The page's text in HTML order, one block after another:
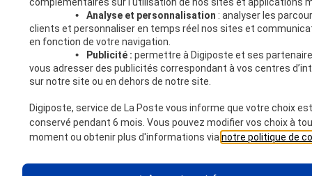
•
Analyse et personnalisation : analyser les
clients et personnaliser en temps réel nos sites et
en fonction de votre navigation.
•
Publicité : permettre à Digiposte et ses
vous adresser des publicités correspondant à vos centres
sur notre site ou en dehors de notre site.
Digiposte, service de La Poste vous informe que votre choix est
conservé pendant 6 mois. Vous pouvez modifier vos choix à
moment ou obtenir plus d'informations via notre politique de